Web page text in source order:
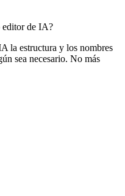
editor de IA?
la estructura y los nombres
sea necesario. No más